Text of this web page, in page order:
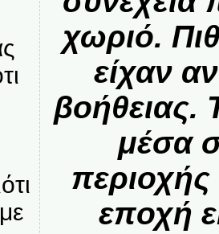
χωριό.
είχαν
βοήθειας.
μέσα
εποχή